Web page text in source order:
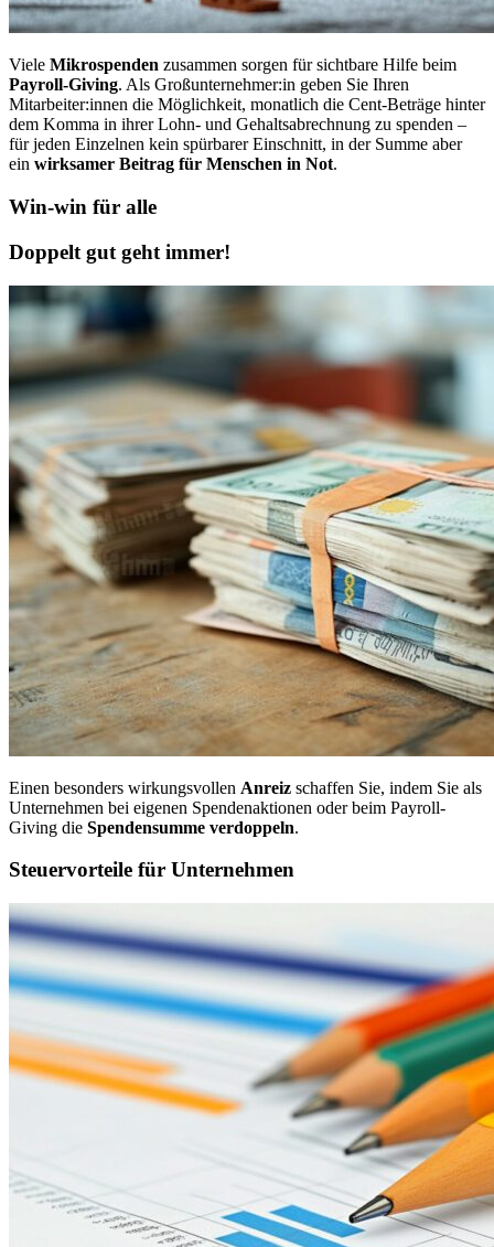
Viele Mikrospenden zusammen sorgen für sichtbare Hilfe beim
Payroll-Giving. Als Großunternehmer:in geben Sie Ihren
Mitarbeiter:innen die Möglichkeit, monatlich die Cent-Beträge hinter
dem Komma in ihrer Lohn- und Gehaltsabrechnung zu spenden –
für jeden Einzelnen kein spürbarer Einschnitt, in der Summe aber
ein wirksamer Beitrag für Menschen in Not.
Win-win für alle
Doppelt gut geht immer!
Einen besonders wirkungsvollen Anreiz schaffen Sie, indem Sie als
Unternehmen bei eigenen Spendenaktionen oder beim Payroll-
Giving die Spendensumme verdoppeln.
Steuervorteile für Unternehmen